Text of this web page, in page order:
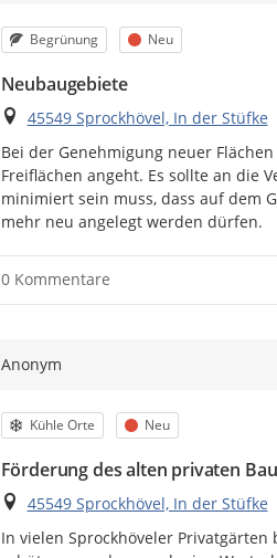
Kategorie
Begrünung Status
Neu
Neubaugebiete
Ort
45549 Sprockhövel, In der Stüfke
Bei der Genehmigung neuer
Freiflächen angeht. Es sollte an die
minimiert sein muss, dass auf dem
mehr neu angelegt werden dürfen.
0 Kommentare
Anonym
Kategorie
Kühle Orte Status
Neu
Förderung des alten privaten
Ort
45549 Sprockhövel, In der Stüfke
In vielen Sprockhöveler